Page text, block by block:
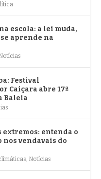
escola: a lei muda,
aprende na
Festival
Caiçara abre 17ª
Baleia
extremos: entenda o
nos vendavais do
, Notícias